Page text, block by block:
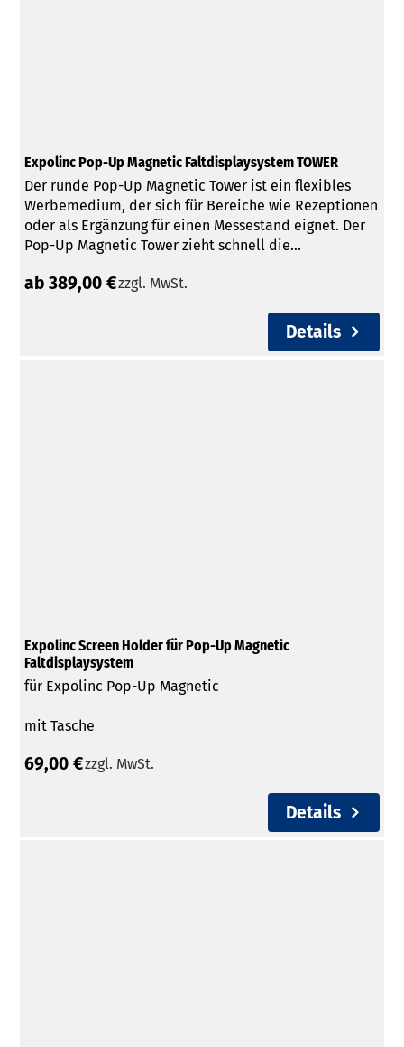
Expolinc Pop-Up Magnetic Faltdisplaysystem TOWER
Der runde Pop-Up Magnetic Tower ist ein flexibles
Werbemedium, der sich für Bereiche wie Rezeptionen
oder als Ergänzung für einen Messestand eignet. Der
Pop-Up Magnetic Tower zieht schnell die...
ab 389,00 €zzgl. MwSt.
Details
Expolinc Screen Holder für Pop-Up Magnetic
Faltdisplaysystem
für Expolinc Pop-Up Magnetic
mit Tasche
69,00 €zzgl. MwSt.
Details